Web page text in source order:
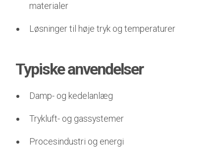
materialer
Løsninger til høje tryk og temperaturer
Typiske anvendelser
Damp- og kedelanlæg
Trykluft- og gassystemer
Procesindustri og energi